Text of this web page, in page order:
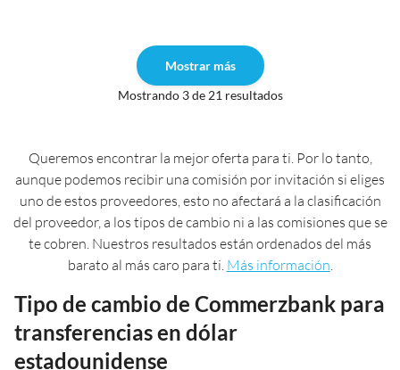
Mostrar más
Mostrando 3 de 21 resultados
Queremos encontrar la mejor oferta para ti. Por lo tanto,
aunque podemos recibir una comisión por invitación si eliges
uno de estos proveedores, esto no afectará a la clasificación
del proveedor, a los tipos de cambio ni a las comisiones que se
te cobren. Nuestros resultados están ordenados del más
barato al más caro para ti. Más información
Tipo de cambio de Commerzbank para
transferencias en dólar
estadounidense